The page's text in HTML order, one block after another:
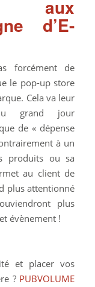
aux
d’E-
forcément de
le pop-up store
Cela va leur
grand jour
de « dépense
à un
produits ou sa
au client de
plus attentionné
plus
évènement !
et placer vos
? PUBVOLUME